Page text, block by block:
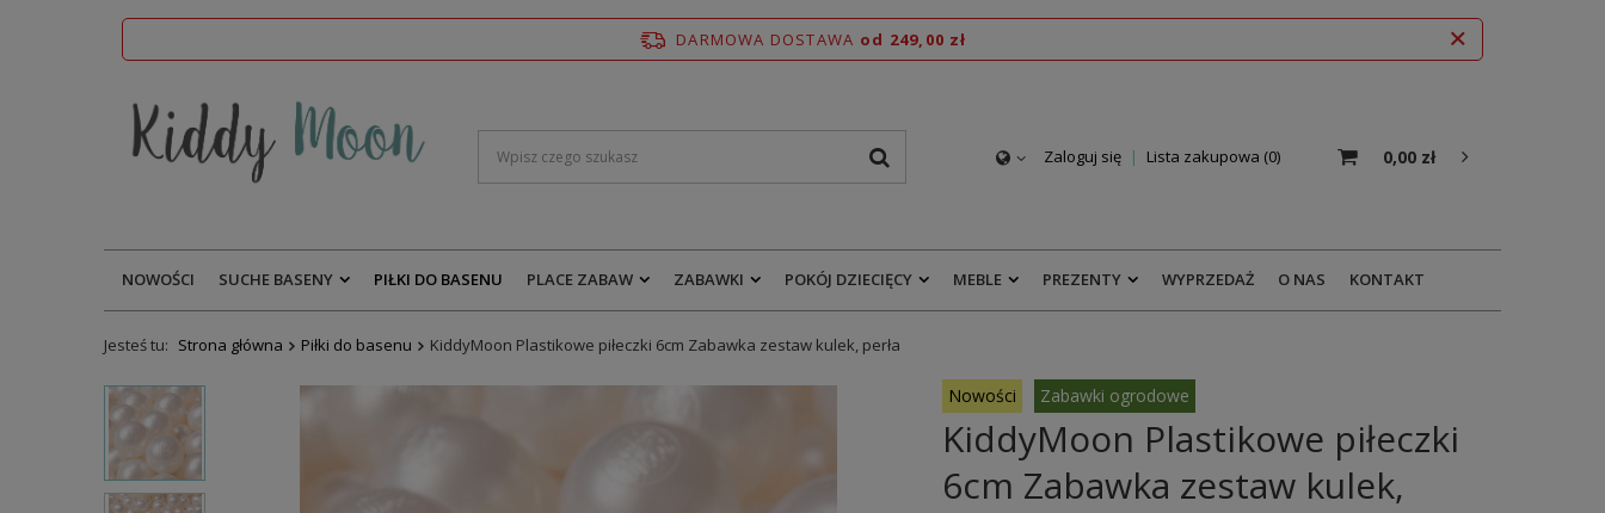
DARMOWA DOSTAWA od 249,00 zł
Zaloguj się Lista zakupowa 0 0,00 zł
NOWOŚCI SUCHE BASENY PIŁKI DO BASENU PLACE ZABAW ZABAWKI POKÓJ DZIECIĘCY MEBLE PREZENTY WYPRZEDAŻ O NAS KONTAKT
Jesteś tu: Strona główna Piłki do basenu KiddyMoon Plastikowe piłeczki 6cm Zabawka zestaw kulek, perła
Nowości Zabawki ogrodowe
KiddyMoon Plastikowe piłeczki
6cm Zabawka zestaw kulek,